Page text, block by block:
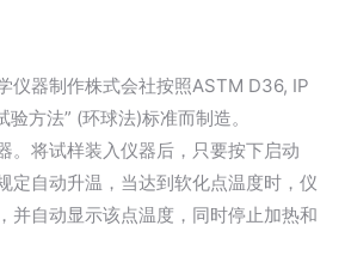
仪器制作株式会社按照ASTM D36, IP
方法” (环球法)标准而制造。
。将试样装入仪器后，只要按下启动
定自动升温，当达到软化点温度时，仪
并自动显示该点温度，同时停止加热和